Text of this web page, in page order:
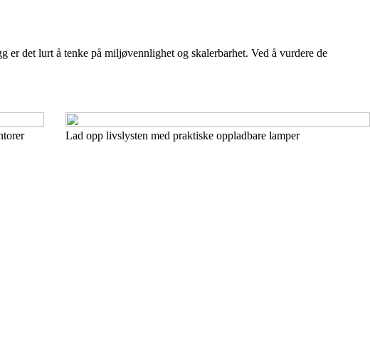
det lurt å tenke på miljøvennlighet og skalerbarhet. Ved å vurdere de
Lad opp livslysten med praktiske oppladbare lamper